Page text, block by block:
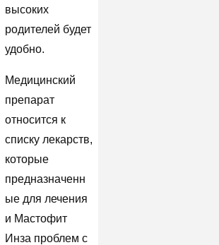
высоких
родителей будет
удобно.
Медицинский
препарат
относится к
списку лекарств,
которые
предназначенн
ые для лечения
и Мастофит
Инза проблем с